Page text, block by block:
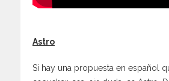
Astro
Si hay una propuesta en español